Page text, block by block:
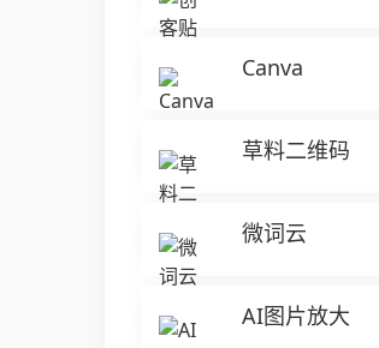
Canva
草料二维码
微词云
AI图片放大